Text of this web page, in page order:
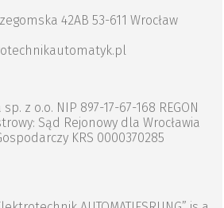
42AB 53-611 Wrocław
z o.o. NIP 897-17-67-168 REGON
Sąd Rejonowy dla Wrocławia
KRS 0000370285